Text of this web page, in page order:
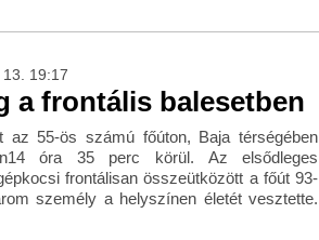
19:17
a frontális balesetben
az 55-ös számú főúton, Baja térségében
óra 35 perc körül. Az elsődleges
frontálisan összeütközött a főút 93-
személy a helyszínen életét vesztette.